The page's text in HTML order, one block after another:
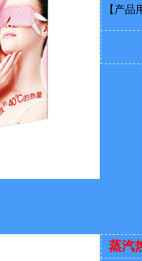
【产品
蒸汽